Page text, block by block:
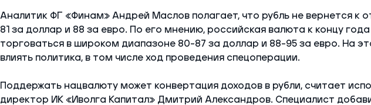
Аналитик ФГ «Финам» Андрей Маслов полагает, что рубль не вернется к
81 за доллар и 88 за евро. По его мнению, российская валюта к концу
торговаться в широком диапазоне 80-87 за доллар и 88-95 за евро. На
влиять политика, в том числе ход проведения спецоперации.
Поддержать нацвалюту может конвертация доходов в рубли, считает
директор ИК «Иволга Капитал» Дмитрий Александров. Специалист